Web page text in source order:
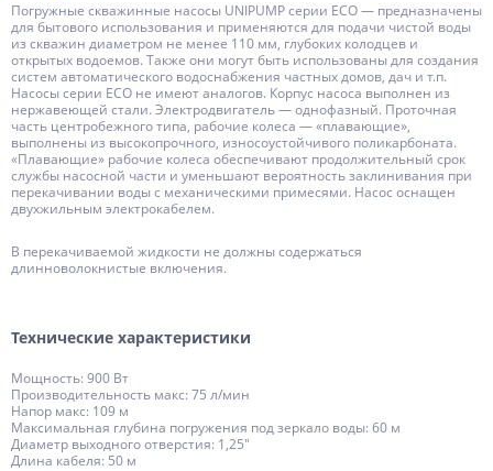
Погружные скважинные насосы UNIPUMP серии ЕСО — предназначены
для бытового использования и применяются для подачи чистой воды
из скважин диаметром не менее 110 мм, глубоких колодцев и
открытых водоемов. Также они могут быть использованы для создания
систем автоматического водоснабжения частных домов, дач и т.п.
Насосы серии ЕСО не имеют аналогов. Корпус насоса выполнен из
нержавеющей стали. Электродвигатель — однофазный. Проточная
часть центробежного типа, рабочие колеса — «плавающие»,
выполнены из высокопрочного, износоустойчивого поликарбоната.
«Плавающие» рабочие колеса обеспечивают продолжительный срок
службы насосной части и уменьшают вероятность заклинивания при
перекачивании воды с механическими примесями. Насос оснащен
двухжильным электрокабелем.
В перекачиваемой жидкости не должны содержаться
длинноволокнистые включения.
Технические характеристики
Мощность: 900 Вт
Производительность макс: 75 л/мин
Напор макс: 109 м
Максимальная глубина погружения под зеркало воды: 60 м
Диаметр выходного отверстия: 1,25"
Длина кабеля: 50 м